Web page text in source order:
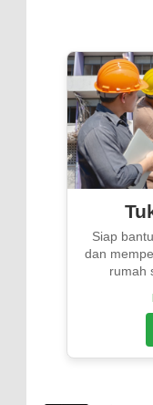
Siap
dan
rumah